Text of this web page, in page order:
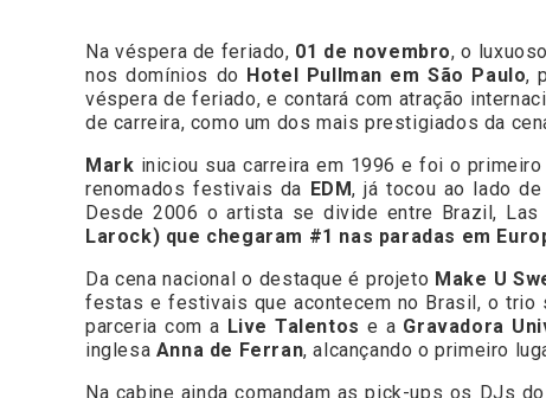
Na véspera de feriado, 01 de novembro, o luxuoso
nos domínios do Hotel Pullman em São Paulo,
véspera de feriado, e contará com atração
de carreira, como um dos mais prestigiados da
Mark iniciou sua carreira em 1996 e foi o
renomados festivais da EDM, já tocou ao lado de
Desde 2006 o artista se divide entre Brazil,
Larock) que chegaram #1 nas paradas em
Da cena nacional o destaque é projeto Make U
festas e festivais que acontecem no Brasil, o trio
parceria com a Live Talentos e a Gravadora
inglesa Anna de Ferran, alcançando o primeiro
Na cabine ainda comandam as pick-ups os DJs